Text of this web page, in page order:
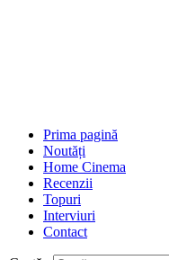
Prima pagină
Noutăți
Home Cinema
Recenzii
Topuri
Interviuri
Contact